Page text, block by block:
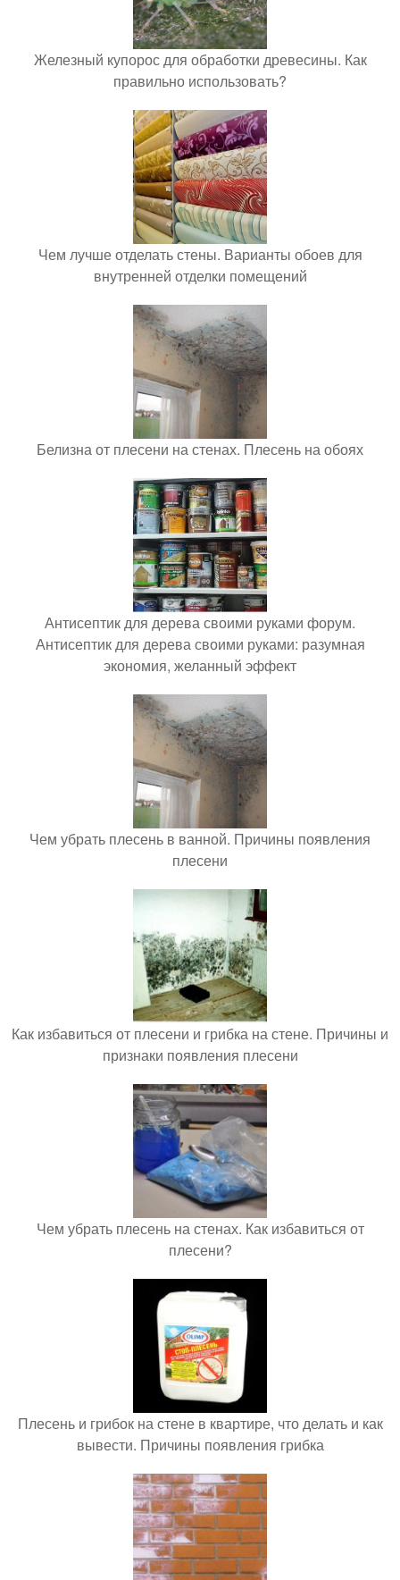
Железный купорос для обработки древесины. Как
правильно использовать?
Чем лучше отделать стены. Варианты обоев для
внутренней отделки помещений
Белизна от плесени на стенах. Плесень на обоях
Антисептик для дерева своими руками форум.
Антисептик для дерева своими руками: разумная
экономия, желанный эффект
Чем убрать плесень в ванной. Причины появления
плесени
Как избавиться от плесени и грибка на стене. Причины и
признаки появления плесени
Чем убрать плесень на стенах. Как избавиться от
плесени?
Плесень и грибок на стене в квартире, что делать и как
вывести. Причины появления грибка